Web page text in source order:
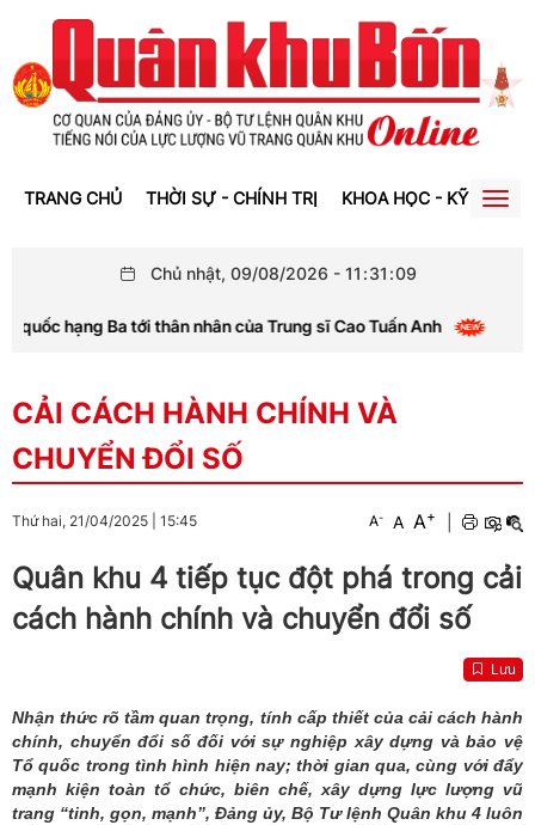
TRANG CHỦ THỜI SỰ - CHÍNH TRỊ KHOA HỌC - KỸ THUẬT
Chủ nhật, 09/08/2026 - 11 :31 :09
Ba tới thân nhân của Trung sĩ Cao Tuấn Anh
CẢI CÁCH HÀNH CHÍNH VÀ
CHUYỂN ĐỔI SỐ
Thứ hai, 21/04/2025 15:45 A- A A+
Quân khu 4 tiếp tục đột phá trong cải
cách hành chính và chuyển đổi số
Lưu
Nhận thức rõ tầm quan trọng, tính cấp thiết của cải cách hành
chính, chuyển đổi số đối với sự nghiệp xây dựng và bảo vệ
Tổ quốc trong tình hình hiện nay; thời gian qua, cùng với đẩy
mạnh kiện toàn tổ chức, biên chế, xây dựng lực lượng vũ
trang “tinh, gọn, mạnh”, Đảng ủy, Bộ Tư lệnh Quân khu 4 luôn